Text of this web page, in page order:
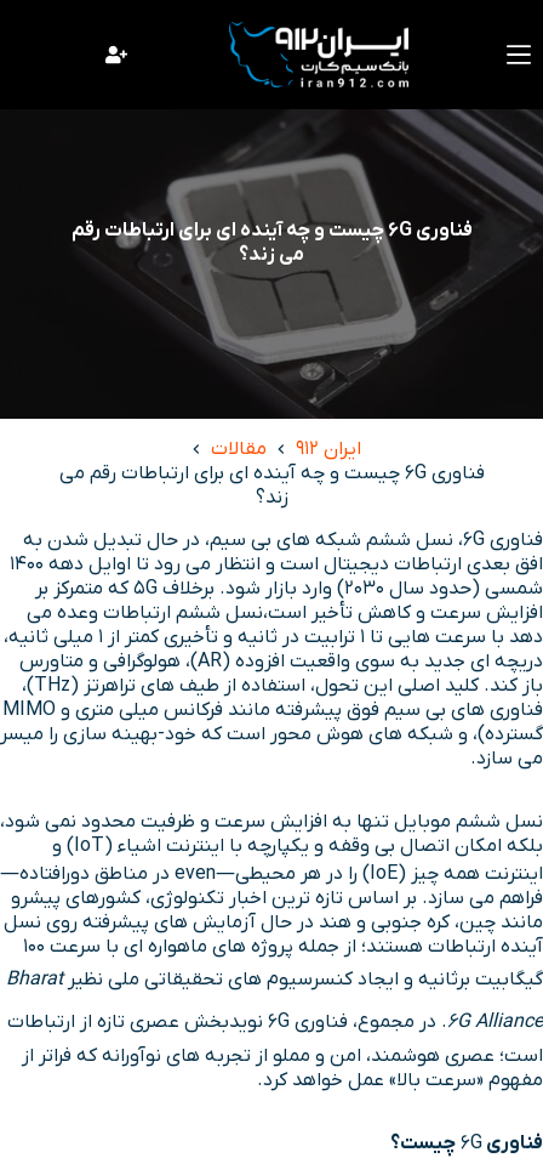
محتوا
فناوری 6G چیست و چه آینده ای برای ارتباطات رقم
می زند؟
ایران 912
مقالات
فناوری 6G چیست و چه آینده ای برای ارتباطات رقم می
زند؟
فناوری 6G، نسل ششم شبکه های بی سیم، در حال تبدیل شدن به
افق بعدی ارتباطات دیجیتال است و انتظار می رود تا اوایل دهه ۱۴۰۰
شمسی (حدود سال ۲۰۳۰) وارد بازار شود. برخلاف 5G که متمرکز بر
افزایش سرعت و کاهش تأخیر است،نسل ششم ارتباطات وعده می
دهد با سرعت هایی تا 1 ترابیت در ثانیه و تأخیری کمتر از ۱ میلی ثانیه،
دریچه ای جدید به سوی واقعیت افزوده (AR)، هولوگرافی و متاورس
باز کند. کلید اصلی این تحول، استفاده از طیف های تراهرتز (THz)،
فناوری های بی سیم فوق پیشرفته مانند فرکانس میلی متری و MIMO
گسترده)، و شبکه های هوش محور است که خود-بهینه سازی را میسر
می سازد.
نسل ششم موبایل تنها به افزایش سرعت و ظرفیت محدود نمی شود،
بلکه امکان اتصال بی وقفه و یکپارچه با اینترنت اشیاء (IoT) و
اینترنت همه چیز (IoE) را در هر محیطی—even در مناطق دورافتاده—
فراهم می سازد. بر اساس تازه ترین اخبار تکنولوژی، کشورهای پیشرو
مانند چین، کره جنوبی و هند در حال آزمایش های پیشرفته روی نسل
آینده ارتباطات هستند؛ از جمله پروژه های ماهواره ای با سرعت ۱۰۰
گیگابیت برثانیه و ایجاد کنسرسیوم های تحقیقاتی ملی نظیرBharat
6G Alliance
. در مجموع، فناوری 6G نویدبخش عصری تازه از ارتباطات
است؛ عصری هوشمند، امن و مملو از تجربه های نوآورانه که فراتر از
مفهوم «سرعت بالا» عمل خواهد کرد.
فناوری 6G چیست؟